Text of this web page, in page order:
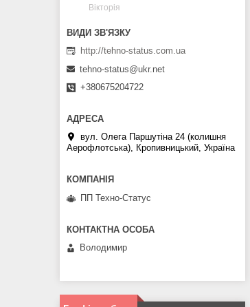
Вікторія
http://tehno-status.com.ua
tehno-status@ukr.net
+380675204722
вул. Олега Паршутіна 24 (колишня
Аерофлотська), Кропивницький, Україна
ПП Техно-Статус
Володимир